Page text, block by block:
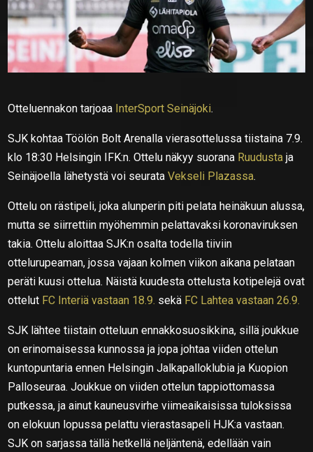
Otteluennakon tarjoaa InterSport Seinäjoki.
SJK kohtaa Töölön Bolt Arenalla vierasottelussa tiistaina 7.9.
klo 18:30 Helsingin IFK:n. Ottelu näkyy suorana Ruudusta ja
Seinäjoella lähetystä voi seurataVekseli Plazassa.
Ottelu on rästipeli, joka alunperin piti pelata heinäkuun alussa,
mutta se siirrettiin myöhemmin pelattavaksi koronaviruksen
takia. Ottelu aloittaa SJK:n osalta todella tiiviin
ottelurupeaman, jossa vajaan kolmen viikon aikana pelataan
peräti kuusi ottelua. Näistä kuudesta ottelusta kotipelejä ovat
ottelut FC Interiä vastaan 18.9. sekä FC Lahtea vastaan 26.9.
SJK lähtee tiistain otteluun ennakkosuosikkina, sillä joukkue
on erinomaisessa kunnossa ja jopa johtaa viiden ottelun
kuntopuntaria ennen Helsingin Jalkapalloklubia ja Kuopion
Palloseuraa. Joukkue on viiden ottelun tappiottomassa
putkessa, ja ainut kauneusvirhe viimeaikaisissa tuloksissa
on elokuun lopussa pelattu vierastasapeli HJK:a vastaan.
SJK on sarjassa tällä hetkellä neljäntenä, edellään vain